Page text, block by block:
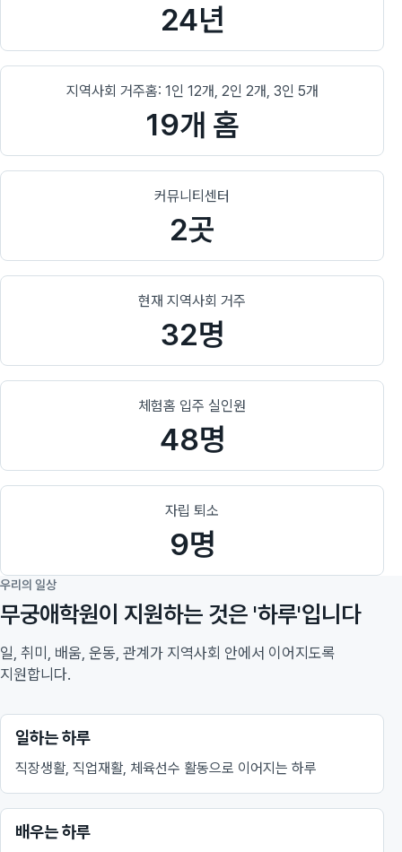
24년
지역사회 거주홈: 1인 12개, 2인 2개, 3인 5개
19개 홈
커뮤니티센터
2곳
현재 지역사회 거주
32명
체험홈 입주 실인원
48명
자립 퇴소
9명
우리의 일상
무궁애학원이 지원하는 것은 '하루'입니다
일, 취미, 배움, 운동, 관계가 지역사회 안에서 이어지도록
지원합니다.
일하는 하루
직장생활, 직업재활, 체육선수 활동으로 이어지는 하루
배우는 하루